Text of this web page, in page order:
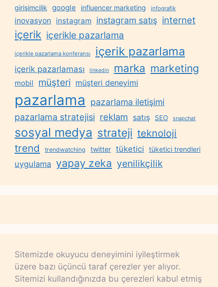
girişimcilik google influencer marketing infografik
inovasyon instagram instagram satış internet
içerik içerikle pazarlama
içerikle pazarlama konferansı içerik pazarlama
içerik pazarlaması linkedin marka marketing
mobil müşteri müşteri deneyimi
pazarlama
pazarlama iletişimi
pazarlama stratejisi reklam satış SEO snapchat
sosyal medya strateji teknoloji
trend trendwatching twitter tüketici tüketici trendleri
uygulama yapay zeka yenilikçilik
Sitemizde okuyucu deneyimini iyileştirmek
üzere bazı üçüncü taraf çerezler yer alıyor.
Sitemizi kullandığınızda bu çerezleri kabul etmiş